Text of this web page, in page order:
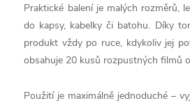
Praktické balení je malých rozměrů,
do kapsy, kabelky či batohu. Díky
produkt vždy po ruce, kdykoliv jej
obsahuje 20 kusů rozpustných filmů
Použití je maximálně jednoduché –